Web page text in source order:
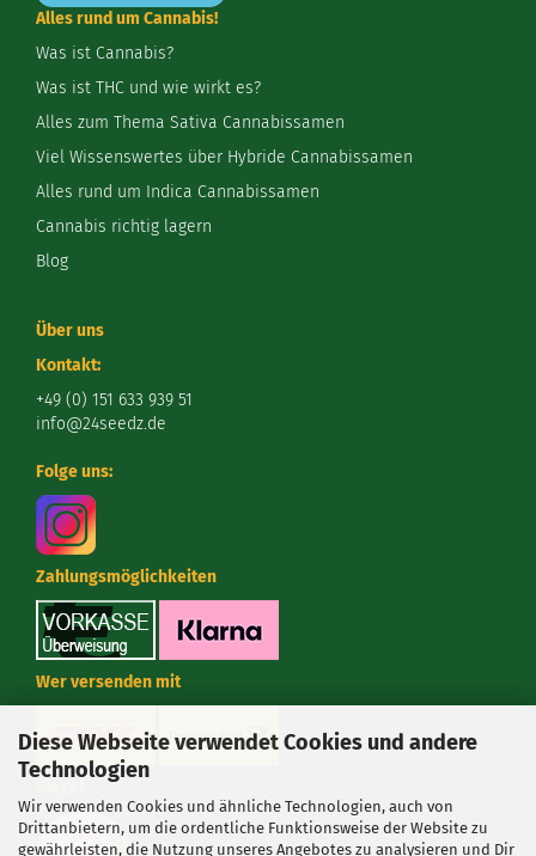
Diese Webseite verwendet Cookies und andere
Technologien
Wir verwenden Cookies und ähnliche Technologien, auch von
Drittanbietern, um die ordentliche Funktionsweise der Website zu
gewährleisten, die Nutzung unseres Angebotes zu analysieren und Dir
Alles rund um Cannabis!
Was ist Cannabis?
Was ist THC und wie wirkt es?
Alles zum Thema Sativa Cannabissamen
Viel Wissenswertes über Hybride Cannabissamen
Alles rund um Indica Cannabissamen
Cannabis richtig lagern
Blog
Über uns
Kontakt:
+49 (0) 151 633 939 51
info@24seedz.de
Folge uns:
Zahlungsmöglichkeiten
Wer versenden mit